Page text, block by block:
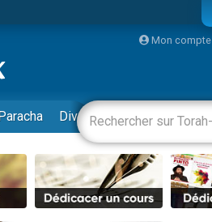
Enfants
insalubre
Mon compte
Divertissements Livres